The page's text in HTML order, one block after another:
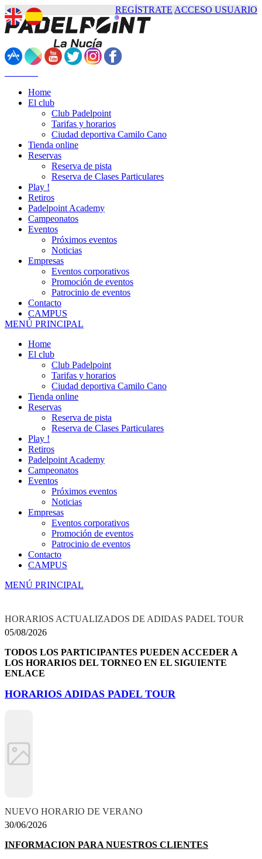
REGÍSTRATE ACCESO USUARIO
Home
El club
Club Padelpoint
Tarifas y horarios
Ciudad deportiva Camilo Cano
Tienda online
Reservas
Reserva de pista
Reserva de Clases Particulares
Play !
Retiros
Padelpoint Academy
Campeonatos
Eventos
Próximos eventos
Noticias
Empresas
Eventos corporativos
Promoción de eventos
Patrocinio de eventos
Contacto
CAMPUS
MENÚ PRINCIPAL
Home
El club
Club Padelpoint
Tarifas y horarios
Ciudad deportiva Camilo Cano
Tienda online
Reservas
Reserva de pista
Reserva de Clases Particulares
Play !
Retiros
Padelpoint Academy
Campeonatos
Eventos
Próximos eventos
Noticias
Empresas
Eventos corporativos
Promoción de eventos
Patrocinio de eventos
Contacto
CAMPUS
MENÚ PRINCIPAL
HORARIOS ACTUALIZADOS DE ADIDAS PADEL TOUR
05/08/2026
TODOS LOS PARTICIPANTES PUEDEN ACCEDER A
LOS HORARIOS DEL TORNEO EN EL SIGUIENTE
ENLACE
HORARIOS ADIDAS PADEL TOUR
NUEVO HORARIO DE VERANO
30/06/2026
INFORMACION PARA NUESTROS CLIENTES